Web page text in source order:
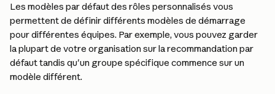
Les modèles par défaut des rôles personnalisés vous
permettent de définir différents modèles de démarrage
pour différentes équipes. Par exemple, vous pouvez garder
la plupart de votre organisation sur la recommandation par
défaut tandis qu'un groupe spécifique commence sur un
modèle différent.